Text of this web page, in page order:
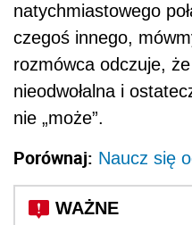
natychmiastowego
czegoś innego,
rozmówca odczuje,
nieodwołalna i
nie „może”.
Porównaj: Naucz się